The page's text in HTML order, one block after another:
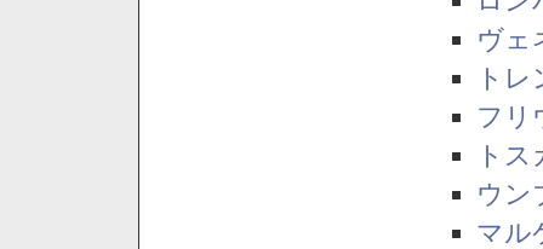
ヴェ
ト
フリ
ト
ウン
マル